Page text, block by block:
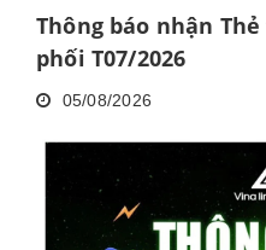
Thông báo nhận
phối T07/2026
05/08/2026